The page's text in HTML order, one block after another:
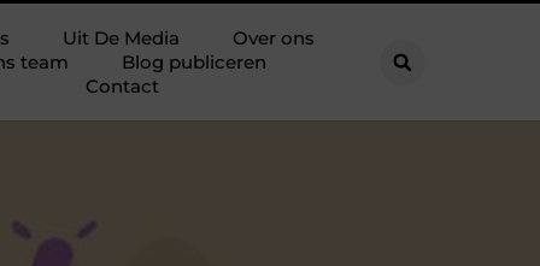
Uit De Media
Over ons
team
Blog publiceren
Contact